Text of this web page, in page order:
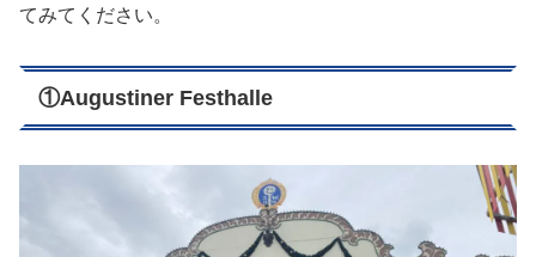
てみてください。
①Augustiner Festhalle